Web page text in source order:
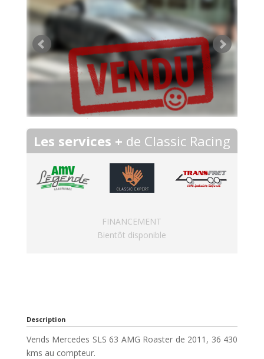
Les services + de Classic Racing
FINANCEMENT
Bientôt disponible
Description
Vends Mercedes SLS 63 AMG Roaster de 2011, 36 430
kms au compteur.